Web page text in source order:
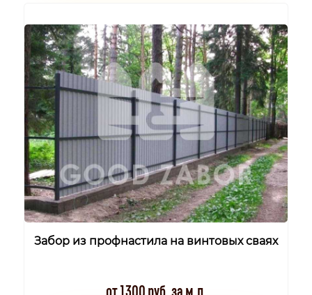
Забор из профнастила на винтовых сваях
от 1300 руб. за м.п.